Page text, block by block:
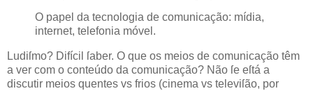
O papel da tecnologia de comunicação: mídia,
internet, telefonia móvel.
Ludiſmo? Difícil ſaber. O que os meios de comunicação têm
a ver com o conteúdo da comunicação? Não ſe eſtá a
discutir meios quentes vs frios (cinema vs televiſão, por